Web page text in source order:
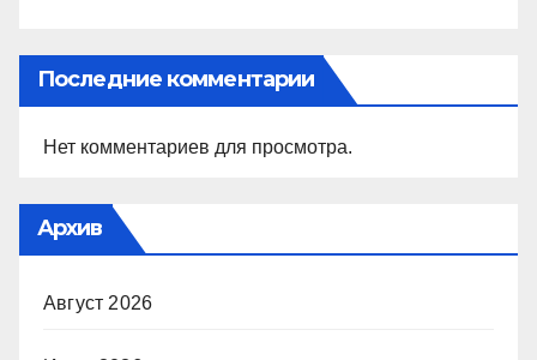
Последние комментарии
Нет комментариев для просмотра.
Архив
Август 2026